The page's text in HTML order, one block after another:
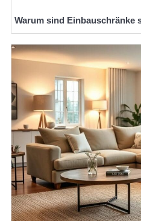
Warum sind Einbauschränke